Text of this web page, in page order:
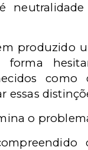
produzido
forma
essas
o